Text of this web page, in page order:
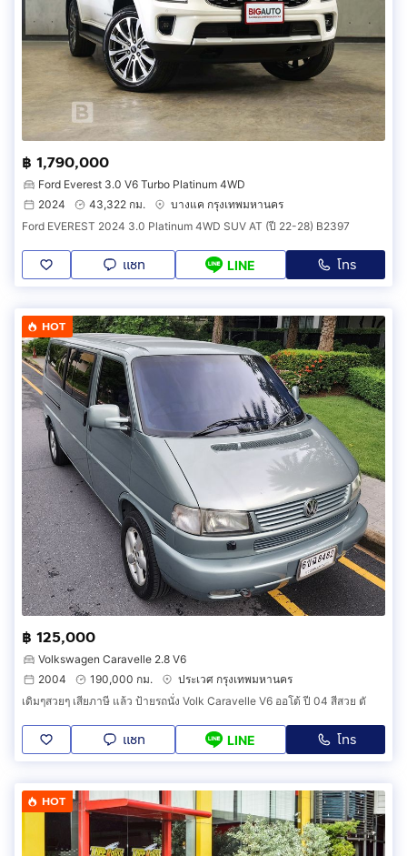
฿ 1,790,000
Ford Everest 3.0 V6 Turbo Platinum 4WD
2024
43,322 กม.
บางแค กรุงเทพมหานคร
Ford EVEREST 2024 3.0 Platinum 4WD SUV AT (ปี 22-28) B2397
แชท LINE โทร
HOT
฿ 125,000
Volkswagen Caravelle 2.8 V6
2004
190,000 กม.
ประเวศ กรุงเทพมหานคร
เดิมๆสวยๆ เสียภาษี แล้ว ป้ายรถนั่ง Volk Caravelle V6 ออโต้ ปี 04 สีสวย ตั
แชท LINE โทร
HOT